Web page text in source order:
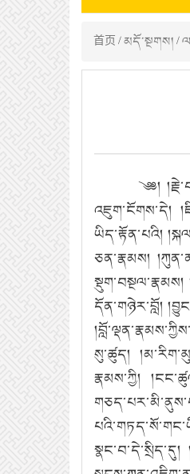
首页/མདོ་སྔགས།/
༄༅།
འཇུག་ངོགས་དེ།
ཡིད་རྟོན་པའི།
ཅན་རྣམས།
སྡུག་བསྔལ་རྣམས།
དོན་གཉེར་བློ།
སུ་ཚུད།
རྣམས་ཀྱི།